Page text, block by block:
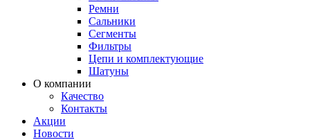
Ремни
Сальники
Сегменты
Фильтры
Цепи и комплектующие
Шатуны
О компании
Качество
Контакты
Акции
Новости